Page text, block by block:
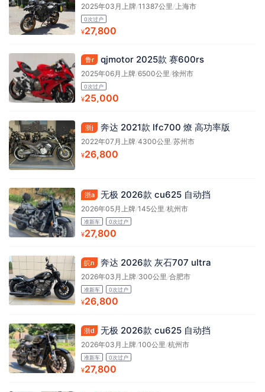
2025年03月上牌/11387公里 /上海市
0次过户
¥27,800
鲁r qjmotor 2025款 赛600rs
2025年06月上牌/6500公里/徐州市
0次过户
¥25,000
浙j 奔达 2021款 lfc700 燎 高功率版
2022年07月上牌/4300公里/苏州市
¥26,800
浙a 无极 2026款 cu625 自动挡
2026年05月上牌/145公里/杭州市
准新车 0次过户
¥27,800
皖n 奔达 2026款 灰石707 ultra
2026年03月上牌/300公里/合肥市
准新车 0次过户
¥26,800
浙d 无极 2026款 cu625 自动挡
2026年03月上牌/100公里/杭州市
准新车 0次过户
¥27,800